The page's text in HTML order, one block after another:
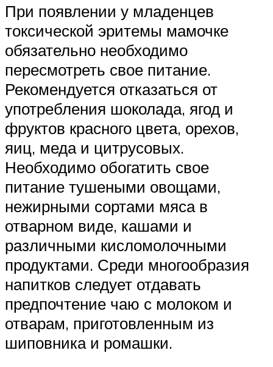
При появлении у младенцев
токсической эритемы мамочке
обязательно необходимо
пересмотреть свое питание.
Рекомендуется отказаться от
употребления шоколада, ягод и
фруктов красного цвета, орехов,
яиц, меда и цитрусовых.
Необходимо обогатить свое
питание тушеными овощами,
нежирными сортами мяса в
отварном виде, кашами и
различными кисломолочными
продуктами. Среди многообразия
напитков следует отдавать
предпочтение чаю с молоком и
отварам, приготовленным из
шиповника и ромашки.